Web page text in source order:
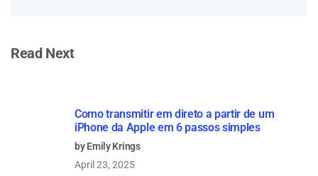
Read Next
Como transmitir em direto a partir de um
iPhone da Apple em 6 passos simples
by Emily Krings
April 23, 2025